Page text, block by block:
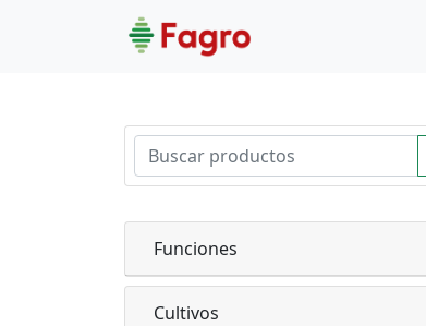
Funciones
Cultivos